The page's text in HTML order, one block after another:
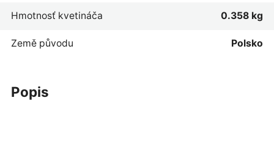
popis
Hmotnosť kvetináča 0.358 kg
Země původu Polsko